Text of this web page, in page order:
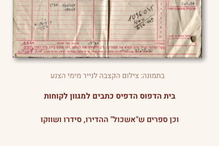
בית הדפוס הדפיס כתבים למגוון לקוחות
וכן ספרים ש"אשכול" ההדירו, סידרו ושווקו